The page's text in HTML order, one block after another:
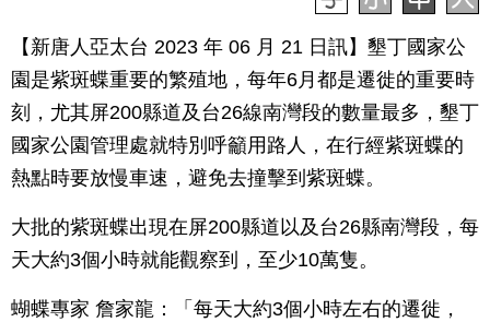
【新唐人亞太台 2023 年 06 月 21 日訊】墾丁國家公
園是紫斑蝶重要的繁殖地，每年6月都是遷徙的重要時
刻，尤其屏200縣道及台26線南灣段的數量最多，墾丁
國家公園管理處就特別呼籲用路人，在行經紫斑蝶的
熱點時要放慢車速，避免去撞擊到紫斑蝶。
大批的紫斑蝶出現在屏200縣道以及台26縣南灣段，每
天大約3個小時就能觀察到，至少10萬隻。
蝴蝶專家 詹家龍：「每天大約3個小時左右的遷徙，